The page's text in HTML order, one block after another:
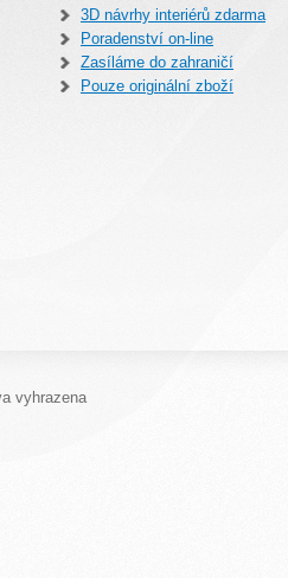
3D návrhy interiérů zdarma
Poradenství on-line
Zasíláme do zahraničí
Pouze originální zboží
vyhrazena